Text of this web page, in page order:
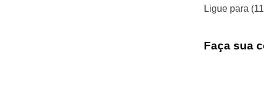
Ligue para
Faça sua